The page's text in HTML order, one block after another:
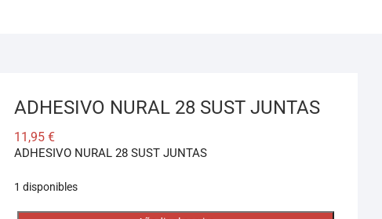
ADHESIVO NURAL 28 SUST JUNTAS
11,95 €
ADHESIVO NURAL 28 SUST JUNTAS
1 disponibles